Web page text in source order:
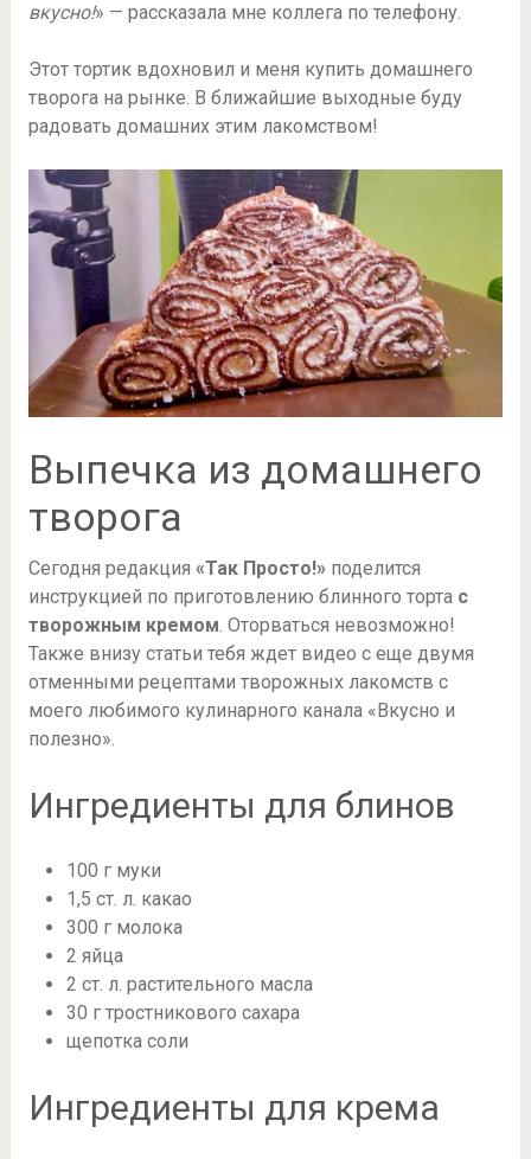
вкусно!» — рассказала мне коллега по телефону.
Этот тортик вдохновил и меня купить домашнего
творога на рынке. В ближайшие выходные буду
радовать домашних этим лакомством!
Выпечка из домашнего
творога
Сегодня редакция «Так Просто!»поделится
инструкцией по приготовлению блинного торта с
творожным кремом . Оторваться невозможно!
Также внизу статьи тебя ждет видео с еще двумя
отменными рецептами творожных лакомств с
моего любимого кулинарного канала «Вкусно и
полезно».
Ингредиенты для блинов
100 г муки
1,5 ст. л. какао
300 г молока
2 яйца
2 ст. л. растительного масла
30 г тростникового сахара
щепотка соли
Ингредиенты для крема